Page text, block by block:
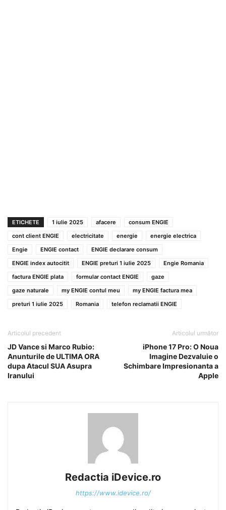
ETICHETE 1 iulie 2025 afacere
consum ENGIE
cont client ENGIE
electricitate energie
energie electrica
Engie
ENGIE contact
ENGIE declarare consum
ENGIE index autocitit
ENGIE preturi 1 iulie 2025
Engie Romania
factura ENGIE plata
formular contact ENGIE
gaze
gaze naturale
my ENGIE contul meu
my ENGIE factura mea
preturi 1 iulie 2025
Romania telefon reclamatii ENGIE
Articolul precedent
JD Vance si Marco Rubio:
Anunturile de ULTIMA ORA
dupa Atacul SUA Asupra
Iranului
Articolul următor
iPhone 17 Pro: O Noua
Imagine Dezvaluie o
Schimbare Impresionanta a
Apple
Redactia iDevice.ro
https://www.idevice.ro/